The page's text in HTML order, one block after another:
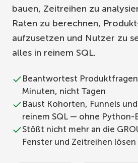
bauen, Zeitreihen zu
Raten zu berechnen,
aufzusetzen und Nutzer zu
alles in reinem SQL.
Beantwortest Produktfragen
Minuten, nicht Tagen
Baust Kohorten, Funnels
reinem SQL — ohne Python-
Stößt nicht mehr an die
Fenster und Zeitreihen lösen